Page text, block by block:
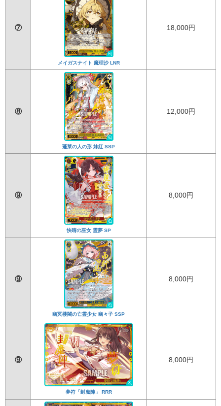
⑦
メイガスナイト 魔理沙 LNR
18,000円
⑧
蓬莱の人の形 妹紅 SSP
12,000円
⑨
快晴の巫女 霊夢 SP
8,000円
⑨
幽冥楼閣の亡霊少女 幽々子 SSP
8,000円
⑨
夢符「封魔陣」 RRR
8,000円